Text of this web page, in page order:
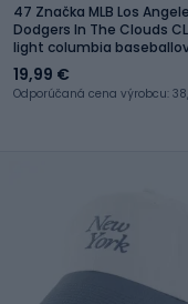
47 Značka MLB Los
Dodgers In The Clouds
light columbia
čiapka
19,99 €
Odporúčaná cena výrobcu: